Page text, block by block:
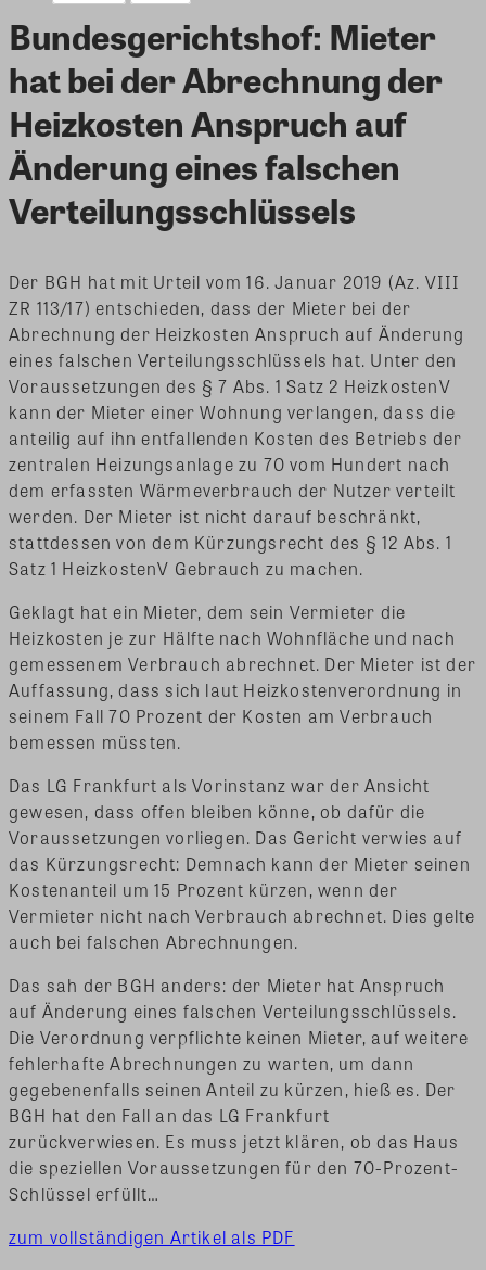
Bundesgerichtshof: Mieter
hat bei der Abrechnung der
Heizkosten Anspruch auf
Änderung eines falschen
Verteilungsschlüssels
Der BGH hat mit Urteil vom 16. Januar 2019 (Az. VIII
ZR 113/17) entschieden, dass der Mieter bei der
Abrechnung der Heizkosten Anspruch auf Änderung
eines falschen Verteilungsschlüssels hat. Unter den
Voraussetzungen des § 7 Abs. 1 Satz 2 HeizkostenV
kann der Mieter einer Wohnung verlangen, dass die
anteilig auf ihn entfallenden Kosten des Betriebs der
zentralen Heizungsanlage zu 70 vom Hundert nach
dem erfassten Wärmeverbrauch der Nutzer verteilt
werden. Der Mieter ist nicht darauf beschränkt,
stattdessen von dem Kürzungsrecht des § 12 Abs. 1
Satz 1 HeizkostenV Gebrauch zu machen.
Geklagt hat ein Mieter, dem sein Vermieter die
Heizkosten je zur Hälfte nach Wohnfläche und nach
gemessenem Verbrauch abrechnet. Der Mieter ist der
Auffassung, dass sich laut Heizkostenverordnung in
seinem Fall 70 Prozent der Kosten am Verbrauch
bemessen müssten.
Das LG Frankfurt als Vorinstanz war der Ansicht
gewesen, dass offen bleiben könne, ob dafür die
Voraussetzungen vorliegen. Das Gericht verwies auf
das Kürzungsrecht: Demnach kann der Mieter seinen
Kostenanteil um 15 Prozent kürzen, wenn der
Vermieter nicht nach Verbrauch abrechnet. Dies gelte
auch bei falschen Abrechnungen.
Das sah der BGH anders: der Mieter hat Anspruch
auf Änderung eines falschen Verteilungsschlüssels.
Die Verordnung verpflichte keinen Mieter, auf weitere
fehlerhafte Abrechnungen zu warten, um dann
gegebenenfalls seinen Anteil zu kürzen, hieß es. Der
BGH hat den Fall an das LG Frankfurt
zurückverwiesen. Es muss jetzt klären, ob das Haus
die speziellen Voraussetzungen für den 70-Prozent-
Schlüssel erfüllt…
zum vollständigen Artikel als PDF